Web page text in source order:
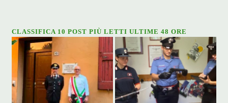
CLASSIFICA 10 POST PIÙ LETTI ULTIME 48 ORE